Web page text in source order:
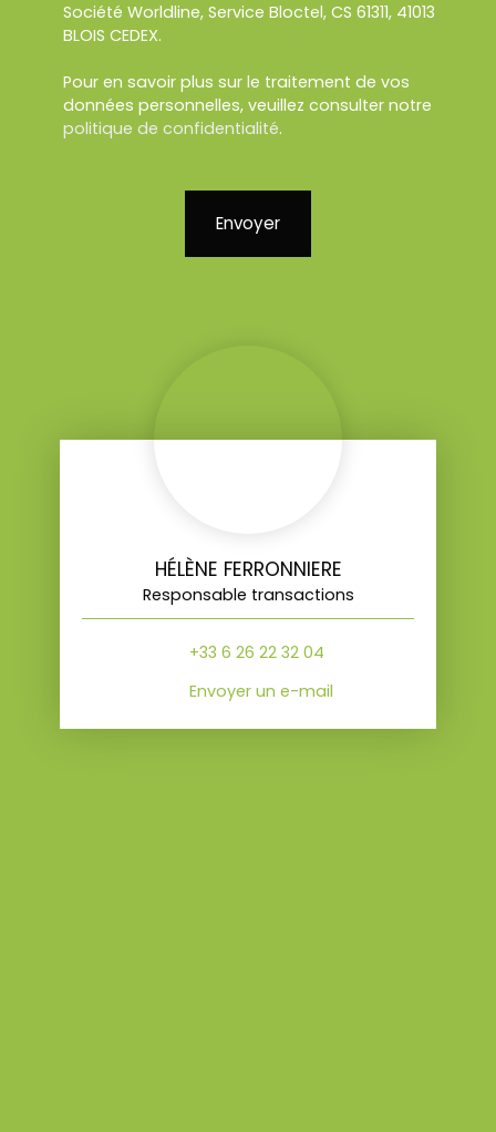
Société Worldline, Service Bloctel, CS 61311, 41013
BLOIS CEDEX.
Pour en savoir plus sur le traitement de vos
données personnelles, veuillez consulter notre
politique de confidentialité.
Envoyer
HÉLÈNE FERRONNIERE
Responsable transactions
+33 6 26 22 32 04
Envoyer un e-mail